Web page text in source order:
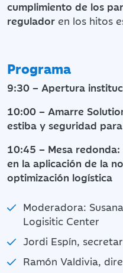
cumplimiento de los
regulador en los hitos
Programa
9:30 – Apertura
10:00 – Amarre
estiba y seguridad
10:45 – Mesa
en la aplicación de la
optimización logística
Moderadora:
Logisitic Center
Jordi Espín,
Ramón Valdivia,